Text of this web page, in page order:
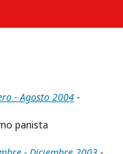
- Agosto 2004 -
panista